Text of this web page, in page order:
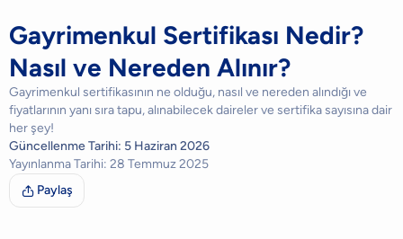
Gayrimenkul Sertifikası Nedir?
Nasıl ve Nereden Alınır?
Gayrimenkul sertifikasının ne olduğu, nasıl ve nereden alındığı ve
fiyatlarının yanı sıra tapu, alınabilecek daireler ve sertifika sayısına dair
her şey!
Güncellenme Tarihi: 5 Haziran 2026
Yayınlanma Tarihi: 28 Temmuz 2025
 Paylaş